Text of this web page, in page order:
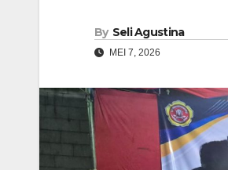
By Seli Agustina
MEI 7, 2026